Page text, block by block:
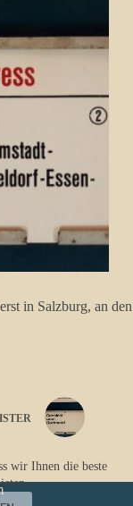
wir Ihnen die beste
in Salzburg, an den